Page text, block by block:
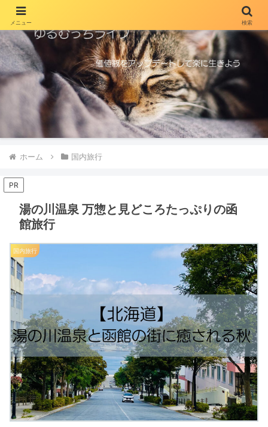
ホーム 国内旅行
PR
湯の川温泉 万惣と見どころたっぷりの函
館旅行
国内旅行
メニュー 検索